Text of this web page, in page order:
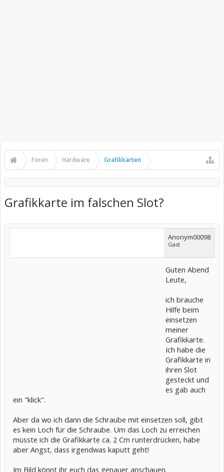
Foren Hardware Grafikkarten
Grafikkarte im falschen Slot?
Anonym00098
Gast
Guten Abend
Leute,
ich brauche
Hilfe beim
einsetzen
meiner
Grafikkarte.
Ich habe die
Grafikkarte in
ihren Slot
gesteckt und
es gab auch
ein "klick".
Aber da wo ich dann die Schraube mit einsetzen soll, gibt
es kein Loch für die Schraube. Um das Loch zu erreichen
müsste ich die Grafikkarte ca. 2 Cm runterdrücken, habe
aber Angst, dass irgendwas kaputt geht!
Im Bild könnt ihr euch das genauer anschauen.